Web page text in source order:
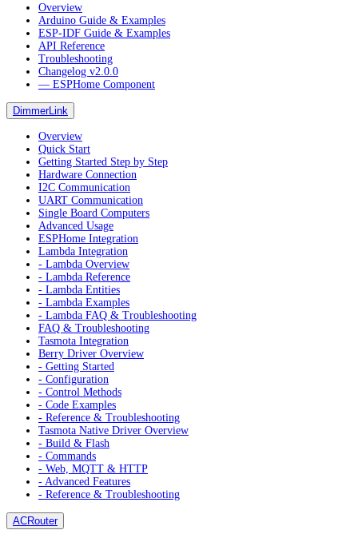
Overview
Arduino Guide & Examples
ESP-IDF Guide & Examples
API Reference
Troubleshooting
Changelog v2.0.0
― ESPHome Component
DimmerLink
Overview
Quick Start
Getting Started Step by Step
Hardware Connection
I2C Communication
UART Communication
Single Board Computers
Advanced Usage
ESPHome Integration
Lambda Integration
- Lambda Overview
- Lambda Reference
- Lambda Entities
- Lambda Examples
- Lambda FAQ & Troubleshooting
FAQ & Troubleshooting
Tasmota Integration
Berry Driver Overview
- Getting Started
- Configuration
- Control Methods
- Code Examples
- Reference & Troubleshooting
Tasmota Native Driver Overview
- Build & Flash
- Commands
- Web, MQTT & HTTP
- Advanced Features
- Reference & Troubleshooting
ACRouter